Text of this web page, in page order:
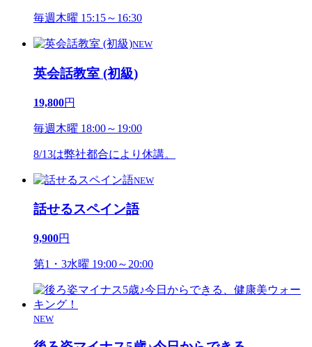
毎週木曜 15:15～16:30
NEW
英会話教室 (初級)
19,800円
毎週木曜 18:00～19:00
8/13は弊社都合により休講。
NEW
話せるスペイン語
9,900円
第1・3水曜 19:00～20:00
NEW